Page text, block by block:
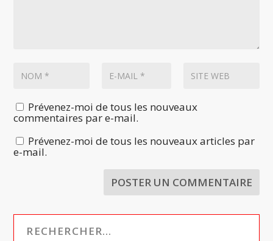
Prévenez-moi de tous les nouveaux
commentaires par e-mail.
Prévenez-moi de tous les nouveaux articles par
e-mail.